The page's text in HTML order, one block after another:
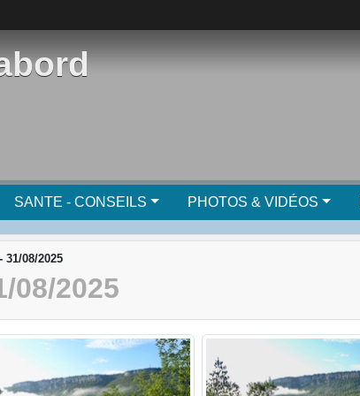
SANTE - CONSEILS PHOTOS & VIDÉOS
08/2025
08/2025